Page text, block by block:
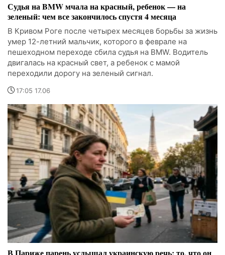
Судья на BMW мчала на красный, ребенок — на
зеленый: чем все закончилось спустя 4 месяца
В Кривом Роге после четырех месяцев борьбы за жизнь
умер 12-летний мальчик, которого в феврале на
пешеходном переходе сбила судья на BMW. Водитель
двигалась на красный свет, а ребенок с мамой
переходили дорогу на зеленый сигнал.
17:05 17.06